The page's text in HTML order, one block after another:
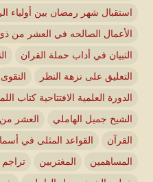
استقبال شهر رمضان بين أولياء
الأعمال الصالحه في العشر من ذي الحجه22ذي
التبيان في أداب حملة القران
التعليق على نزهة النظر
التقوى
الدورة العلمية الافتتاحية كتاب
الشيخ جميل الهاملي
العشر
القرآن
القواعد المثلى في
المساهمين
المغتربين
تراجم